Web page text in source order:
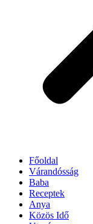
Főoldal
Várandósság
Baba
Receptek
Anya
Közös Idő